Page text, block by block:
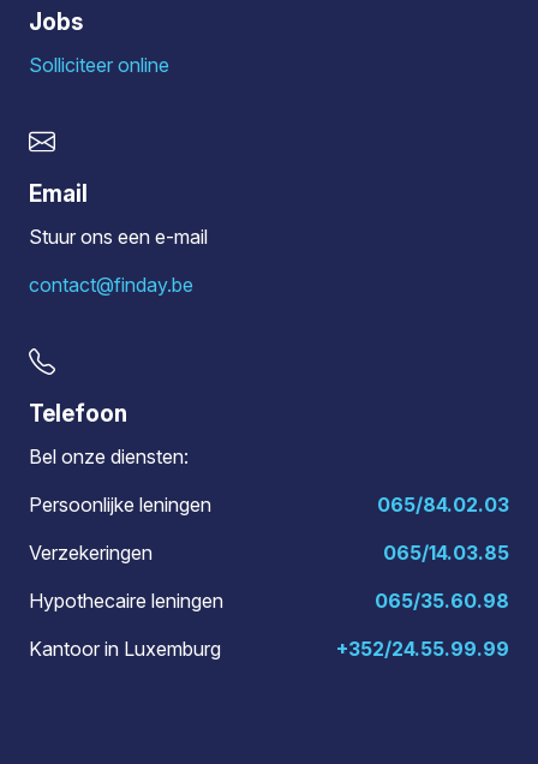
Jobs
Solliciteer online
Email
Stuur ons een e-mail
contact@finday.be
Telefoon
Bel onze diensten:
Persoonlijke leningen
065/84.02.03
Verzekeringen
065/14.03.85
Hypothecaire leningen
065/35.60.98
Kantoor in Luxemburg
+352/24.55.99.99